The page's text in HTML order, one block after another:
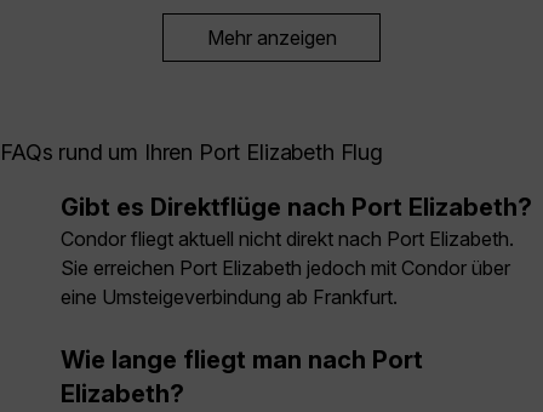
Mehr anzeigen
FAQs rund um Ihren Port Elizabeth Flug
Gibt es Direktflüge nach Port Elizabeth?
Condor fliegt aktuell nicht direkt nach Port Elizabeth.
Sie erreichen Port Elizabeth jedoch mit Condor über
eine Umsteigeverbindung ab Frankfurt.
Wie lange fliegt man nach Port
Elizabeth?